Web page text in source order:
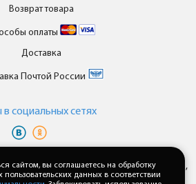
Возврат товара
оплаты
Доставка
Почтой России
в cоциальных сетях
соглашениякаждый раз,
данные в любой форме обратной связи на
сайтом, вы соглашаетесь на обработку
пользовательских данных в соответствии